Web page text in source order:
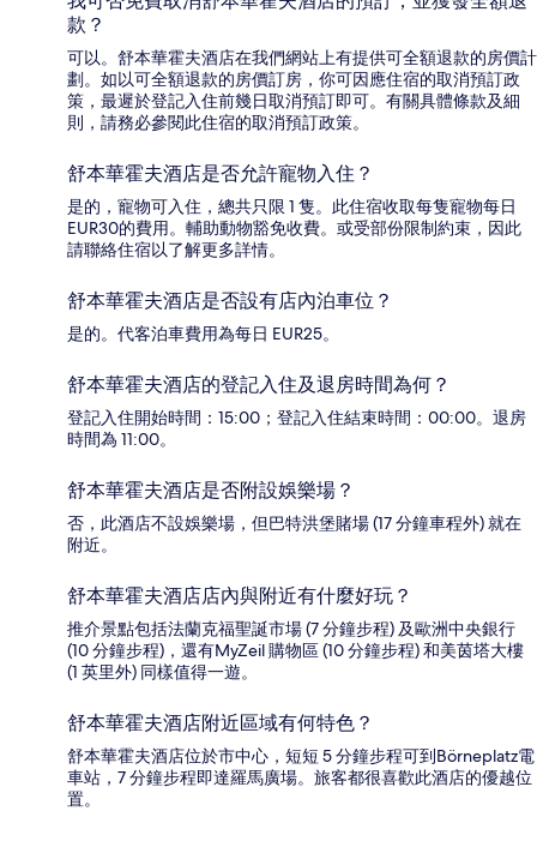
款？
可以。舒本華霍夫酒店在我們網站上有提供可全額退款的房價計
劃。如以可全額退款的房價訂房，你可因應住宿的取消預訂政
策，最遲於登記入住前幾日取消預訂即可。有關具體條款及細
則，請務必參閱此住宿的取消預訂政策。
舒本華霍夫酒店是否允許寵物入住？
是的，寵物可入住，總共只限 1 隻。此住宿收取每隻寵物每日
EUR30的費用。輔助動物豁免收費。或受部份限制約束，因此
請聯絡住宿以了解更多詳情。
舒本華霍夫酒店是否設有店內泊車位？
是的。代客泊車費用為每日 EUR25。
舒本華霍夫酒店的登記入住及退房時間為何？
登記入住開始時間：15:00；登記入住結束時間：00:00。退房
時間為 11:00。
舒本華霍夫酒店是否附設娛樂場？
否，此酒店不設娛樂場，但巴特洪堡賭場 (17 分鐘車程外) 就在
附近。
舒本華霍夫酒店店內與附近有什麼好玩？
推介景點包括法蘭克福聖誕市場 (7 分鐘步程) 及歐洲中央銀行
(10 分鐘步程)，還有MyZeil 購物區 (10 分鐘步程) 和美茵塔大樓
(1 英里外) 同樣值得一遊。
舒本華霍夫酒店附近區域有何特色？
舒本華霍夫酒店位於市中心，短短 5 分鐘步程可到Börneplatz電
車站，7 分鐘步程即達羅馬廣場。旅客都很喜歡此酒店的優越位
置。